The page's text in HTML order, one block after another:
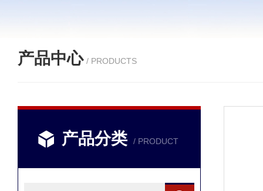
产品中心 / PRODUCTS
产品分类 / PRODUCT